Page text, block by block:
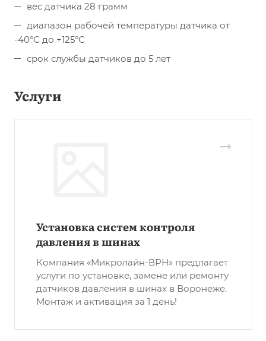
вес датчика 28 грамм
диапазон рабочей температуры датчика от
-40°С до +125°С
срок службы датчиков до 5 лет
Услуги
Установка систем контроля
давления в шинах
Компания «Микролайн-ВРН» предлагает
услуги по установке, замене или ремонту
датчиков давления в шинах в Воронеже.
Монтаж и активация за 1 день!